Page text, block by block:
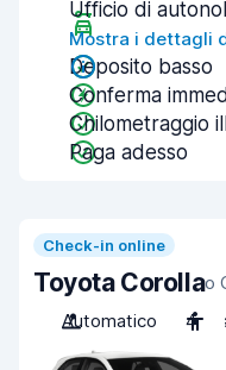
Ufficio di
Mostra i dettagli
Deposito basso
Conferma
Chilometraggio
Paga adesso
Check-in online
Toyota Corollao
Automatico
4